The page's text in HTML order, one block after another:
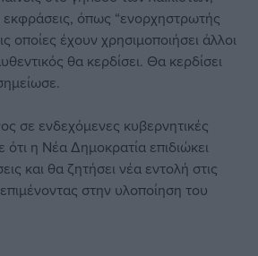
εκφράσεις, όπως “ενορχηστρωτής
οποίες έχουν χρησιμοποιήσει άλλοι
θα κερδίσει. Θα κερδίσει
σε ενδεχόμενες κυβερνητικές
ότι η Νέα Δημοκρατία επιδιώκει
και θα ζητήσει νέα εντολή στις
στην υλοποίηση του